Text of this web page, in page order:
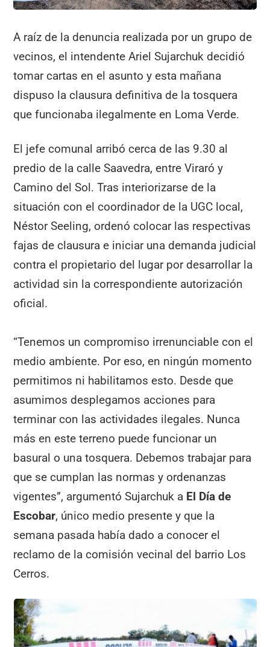
A raíz de la denuncia realizada por un grupo de
vecinos, el intendente Ariel Sujarchuk decidió
tomar cartas en el asunto y esta mañana
dispuso la clausura definitiva de la tosquera
que funcionaba ilegalmente en Loma Verde.
El jefe comunal arribó cerca de las 9.30 al
predio de la calle Saavedra, entre Viraró y
Camino del Sol. Tras interiorizarse de la
situación con el coordinador de la UGC local,
Néstor Seeling, ordenó colocar las respectivas
fajas de clausura e iniciar una demanda judicial
contra el propietario del lugar por desarrollar la
actividad sin la correspondiente autorización
oficial.
“Tenemos un compromiso irrenunciable con el
medio ambiente. Por eso, en ningún momento
permitimos ni habilitamos esto. Desde que
asumimos desplegamos acciones para
terminar con las actividades ilegales. Nunca
más en este terreno puede funcionar un
basural o una tosquera. Debemos trabajar para
que se cumplan las normas y ordenanzas
vigentes”, argumentó Sujarchuk a El Día de
Escobar, único medio presente y que la
semana pasada había dado a conocer el
reclamo de la comisión vecinal del barrio Los
Cerros.